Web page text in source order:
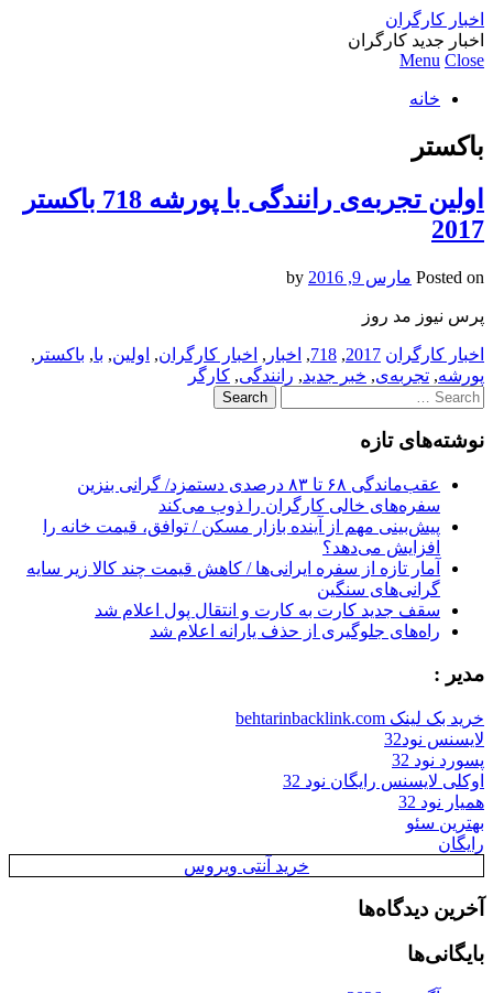
اخبار کارگران
اخبار جدید کارگران
Menu Close
خانه
باکستر
اولین تجربه‌ی رانندگی با پورشه 718 باکستر
2017
Posted on مارس 9, 2016
پرس نیوز مد روز
اخبار کارگران 2017
,
718
, اخبار , اخبار کارگران, اولین, با, باکستر ,
پورشه, تجربه‌ی, خبر جدید, رانندگی, کارگر
Search
for:
نوشته‌های تازه
عقب‌ماندگی ۶۸ تا ۸۳ درصدی دستمزد/ گرانی بنزین
سفره‌های خالی کارگران را ذوب می‌کند
پیش‌بینی مهم از آینده بازار مسکن / توافق، قیمت خانه را
افزایش می‌دهد؟
آمار تازه از سفره ایرانی‌ها / کاهش قیمت چند کالا زیر سایه
گرانی‌های سنگین
سقف جدید کارت به کارت و انتقال پول اعلام شد
راه‌های جلوگیری از حذف یارانه اعلام شد
مدیر :
خرید بک لینک behtarinbacklink.com
لایسنس نود32
پسورد نود 32
اوکلی لایسنس رایگان نود 32
همیار نود 32
بهترین سئو
رایگان
خرید آنتی ویروس
آخرین دیدگاه‌ها
بایگانی‌ها